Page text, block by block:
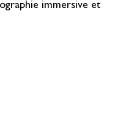
immersive et